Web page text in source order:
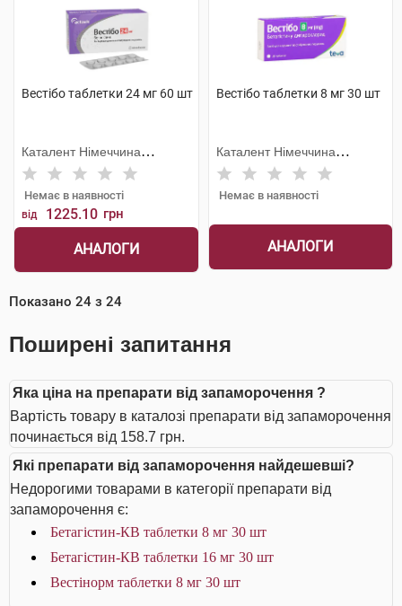
Вестібо таблетки 24 мг 60 шт
Каталент Німеччина
Шорндорф ГмбХ
Немає в наявності
від 1225.10 грн
АНАЛОГИ
Вестібо таблетки 8 мг 30 шт
Каталент Німеччина
Шорндорф ГмбХ
Немає в наявності
АНАЛОГИ
Показано 24 з 24
Поширені запитання
Яка ціна на препарати від запаморочення ?
Вартість товару в каталозі препарати від запаморочення
починається від 158.7 грн.
Які препарати від запаморочення найдешевші?
Недорогими товарами в категорії препарати від
запаморочення є:
Бетагістин-КВ таблетки 8 мг 30 шт
Бетагістин-КВ таблетки 16 мг 30 шт
Вестінорм таблетки 8 мг 30 шт